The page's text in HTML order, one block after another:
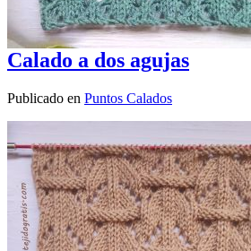
Calado a dos agujas
Publicado en Puntos Calados